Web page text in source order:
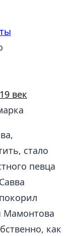
стало
певца
Мамонтова
как